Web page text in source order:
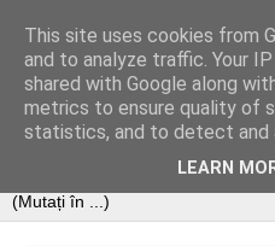
This site uses cookies from
and to analyze traffic. Your
shared with Google along
metrics to ensure quality of
statistics, and to detect and
LEARN